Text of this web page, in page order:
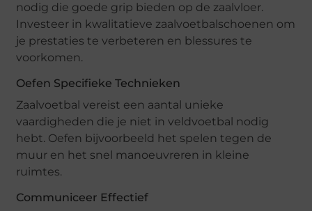
nodig die goede grip bieden op de zaalvloer.
Investeer in kwalitatieve zaalvoetbalschoenen om
je prestaties te verbeteren en blessures te
voorkomen.
Oefen Specifieke Technieken
Zaalvoetbal vereist een aantal unieke
vaardigheden die je niet in veldvoetbal nodig
hebt. Oefen bijvoorbeeld het spelen tegen de
muur en het snel manoeuvreren in kleine
ruimtes.
Communiceer Effectief